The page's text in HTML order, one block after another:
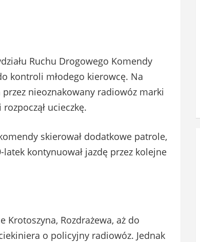
Ruchu Drogowego Komendy
kontroli młodego kierowcę. Na
nieoznakowany radiowóz marki
ucieczkę.
skierował dodatkowe patrole,
kontynuował jazdę przez kolejne
Krotoszyna, Rozdrażewa, aż do
o policyjny radiowóz. Jednak